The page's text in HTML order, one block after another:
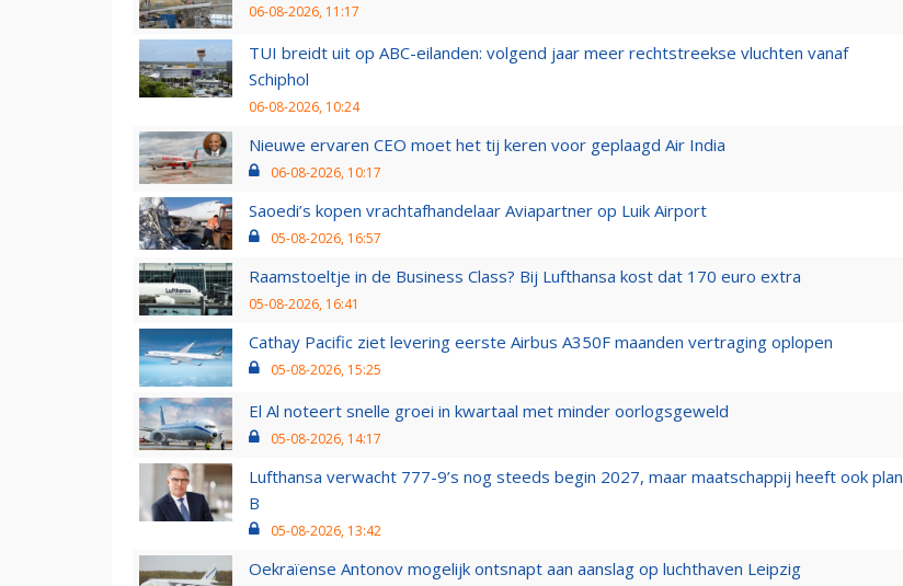
06-08-2026, 11:17
TUI breidt uit op ABC-eilanden: volgend jaar meer rechtstreekse vluchten vanaf
Schiphol
06-08-2026, 10:24
Nieuwe ervaren CEO moet het tij keren voor geplaagd Air India
06-08-2026, 10:17
Saoedi’s kopen vrachtafhandelaar Aviapartner op Luik Airport
05-08-2026, 16:57
Raamstoeltje in de Business Class? Bij Lufthansa kost dat 170 euro extra
05-08-2026, 16:41
Cathay Pacific ziet levering eerste Airbus A350F maanden vertraging oplopen
05-08-2026, 15:25
El Al noteert snelle groei in kwartaal met minder oorlogsgeweld
05-08-2026, 14:17
Lufthansa verwacht 777-9’s nog steeds begin 2027, maar maatschappij heeft ook plan
B
05-08-2026, 13:42
Oekraïense Antonov mogelijk ontsnapt aan aanslag op luchthaven Leipzig